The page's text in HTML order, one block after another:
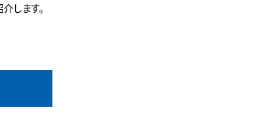
します。